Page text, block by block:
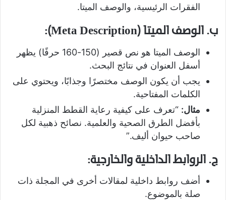
الفقرات الرئيسية، والوصف الميتا.
ب. الوصف الميتا (Meta Description):
الوصف الميتا هو نص قصير (150-160 حرفًا) يظهر
أسفل العنوان في نتائج البحث.
يجب أن يكون الوصف مختصرًا وجذابًا، ويحتوي على
الكلمات المفتاحية.
مثال: “تعرف على كيفية رعاية القطط المنزلية
بأفضل الطرق الصحية والعلمية. نصائح ذهبية لكل
صاحب حيوان أليف.”
ج. الروابط الداخلية والخارجية:
أضف روابط داخلية لمقالات أخرى في المجلة ذات
صلة بالموضوع.